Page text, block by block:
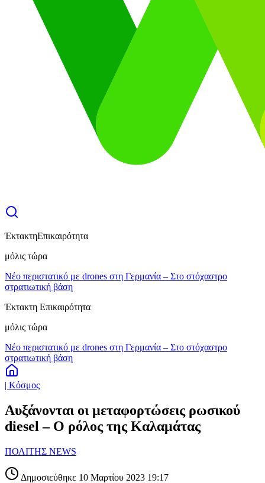
ΈκτακτηΕπικαιρότητα
μόλις τώρα
Νέο περιστατικό με drones στη Γερμανία – Στο στόχαστρο
στρατιωτική βάση
Έκτακτη Επικαιρότητα
μόλις τώρα
Νέο περιστατικό με drones στη Γερμανία – Στο στόχαστρο
στρατιωτική βάση
| Κόσμος
Αυξάνονται οι μεταφορτώσεις ρωσικού
diesel – Ο ρόλος της Καλαμάτας
ΠΟΛΙΤΗΣ NEWS
Δημοσιεύθηκε 10 Μαρτίου 2023 19:17